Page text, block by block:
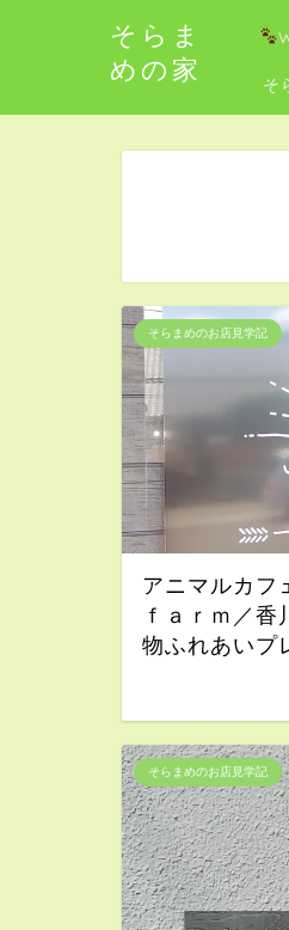
そらま
めの家
そ
そらまめのお店見学記
アニマルカ
ｆａｒｍ／香
物ふれあいプ
そらまめのお店見学記